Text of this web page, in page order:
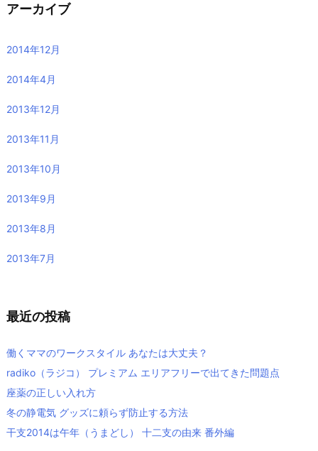
アーカイブ
2014年12月
2014年4月
2013年12月
2013年11月
2013年10月
2013年9月
2013年8月
2013年7月
最近の投稿
働くママのワークスタイル あなたは大丈夫？
radiko（ラジコ） プレミアム エリアフリーで出てきた問題点
座薬の正しい入れ方
冬の静電気 グッズに頼らず防止する方法
干支2014は午年（うまどし） 十二支の由来 番外編